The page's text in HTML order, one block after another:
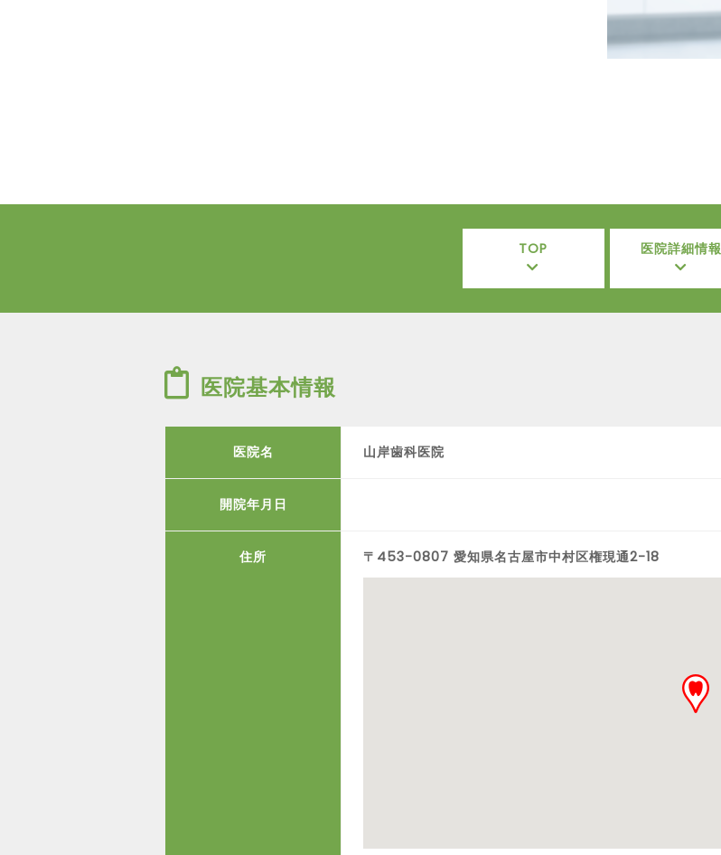
TOP 医院詳細情報
医院基本情報
医院名 山岸歯科医院
開院年月日
住所 〒453-0807 愛知県名古屋市中村区権現通2-18